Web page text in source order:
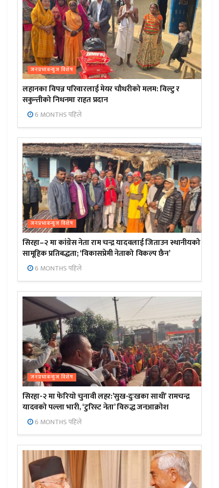
जनप्रभाबन्युज विशेष
लहानका विपन्न परिवारलाई मेयर चौधरीको मलम: विल्टु र
सकुन्तीको निधनमा राहत प्रदान
6 MONTHS पहिले
जनप्रभाबन्युज विशेष
सिरहा–२ मा कांग्रेस नेता राम चन्द्र यादवलाई जिताउन स्थानीयको
सामूहिक प्रतिबद्धता; ‘विकासप्रेमी नेताको विकल्प छैन’
6 MONTHS पहिले
जनप्रभाबन्युज विशेष
सिरहा-२ मा फेरियो चुनावी लहर:’सुख-दुःखका साथी’ रामचन्द्र
यादवको पल्ला भारी, ‘टुरिस्ट नेता’ विरुद्ध जनआक्रोश
6 MONTHS पहिले